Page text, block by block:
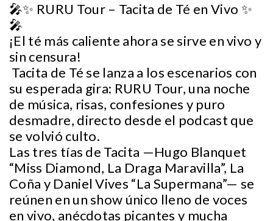
🎤✨ RURU Tour – Tacita de Té en Vivo ✨
🎤
¡El té más caliente ahora se sirve en vivo y
sin censura!
Tacita de Té se lanza a los escenarios con
su esperada gira: RURU Tour, una noche
de música, risas, confesiones y puro
desmadre, directo desde el podcast que
se volvió culto.
Las tres tías de Tacita —Hugo Blanquet
“Miss Diamond, La Draga Maravilla”, La
Coña y Daniel Vives “La Supermana”— se
reúnen en un show único lleno de voces
en vivo, anécdotas picantes y mucha